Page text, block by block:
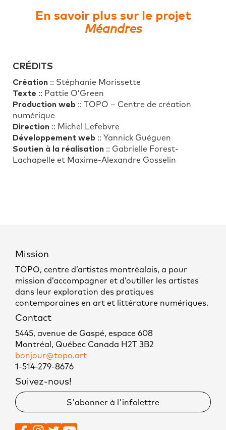
En savoir plus sur le projet
Méandres
CRÉDITS
Création :: Stéphanie Morissette
Texte :: Pattie O’Green
Production web :: TOPO – Centre de création
numérique
Direction :: Michel Lefebvre
Développement web :: Yannick Guéguen
Soutien à la réalisation :: Gabrielle Forest-
Lachapelle et Maxime-Alexandre Gosselin
Mission
TOPO, centre d’artistes montréalais, a pour
mission d’accompagner et d’outiller les artistes
dans leur exploration des pratiques
contemporaines en art et littérature numériques.
Contact
5445, avenue de Gaspé, espace 608
Montréal, Québec Canada H2T 3B2
bonjour@topo.art
1-514-279-8676
Suivez-nous!
S'abonner à l'infolettre